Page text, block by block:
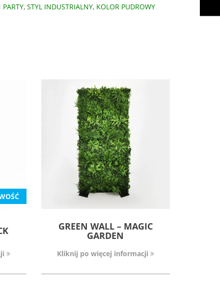
PARTY, STYL INDUSTRIALNY, KOLOR PUDROWY
GREEN WALL – MAGIC
GARDEN
Kliknij po więcej informacji